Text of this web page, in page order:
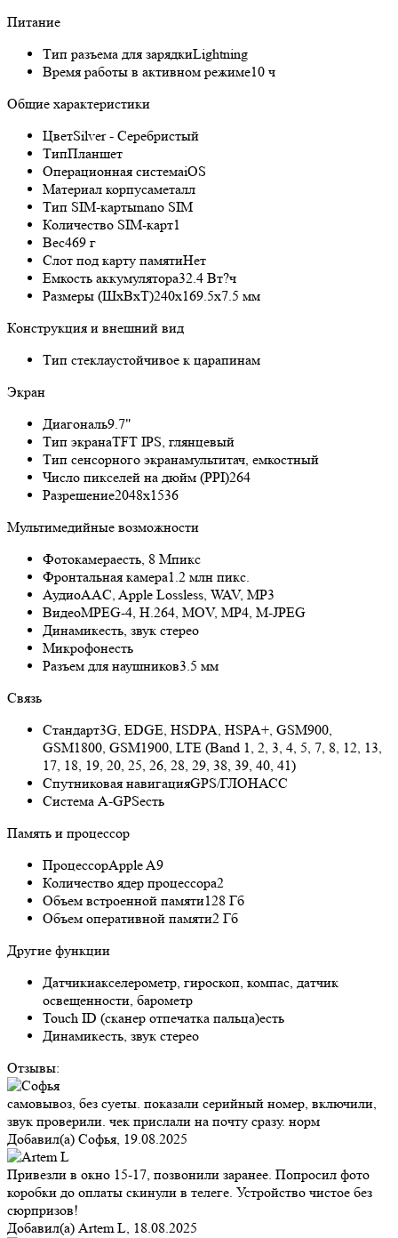
Питание
Тип разъема для зарядкиLightning
Время работы в активном режиме10 ч
Общие характеристики
ЦветSilver - Серебристый
ТипПланшет
Операционная системаiOS
Материал корпусаметалл
Тип SIM-картыnano SIM
Количество SIM-карт1
Вес469 г
Слот под карту памятиНет
Емкость аккумулятора32.4 Вт?ч
Размеры (ШxВxТ)240x169.5x7.5 мм
Конструкция и внешний вид
Тип стеклаустойчивое к царапинам
Экран
Диагональ9.7"
Тип экранаTFT IPS, глянцевый
Тип сенсорного экранамультитач, емкостный
Число пикселей на дюйм (PPI)264
Разрешение2048x1536
Мультимедийные возможности
Фотокамераесть, 8 Мпикс
Фронтальная камера1.2 млн пикс.
АудиоAAC, Apple Lossless, WAV, MP3
ВидеоMPEG-4, H.264, MOV, MP4, M-JPEG
Динамикесть, звук стерео
Микрофонесть
Разъем для наушников3.5 мм
Связь
Стандарт3G, EDGE, HSDPA, HSPA+, GSM900,
GSM1800, GSM1900, LTE (Band 1, 2, 3, 4, 5, 7, 8, 12, 13,
17, 18, 19, 20, 25, 26, 28, 29, 38, 39, 40, 41)
Спутниковая навигацияGPS/ГЛОНАСС
Cистема A-GPSесть
Память и процессор
ПроцессорApple A9
Количество ядер процессора2
Объем встроенной памяти128 Гб
Объем оперативной памяти2 Гб
Другие функции
Датчикиакселерометр, гироскоп, компас, датчик
освещенности, барометр
Touch ID (сканер отпечатка пальца)есть
Динамикесть, звук стерео
Отзывы:
самовывоз, без суеты. показали серийный номер, включили,
звук проверили. чек прислали на почту сразу. норм
Добавил(а) Софья, 19.08.2025
Привезли в окно 15-17, позвонили заранее. Попросил фото
коробки до оплаты скинули в телеге. Устройство чистое без
сюрпризов!
Добавил(а) Artem L, 18.08.2025